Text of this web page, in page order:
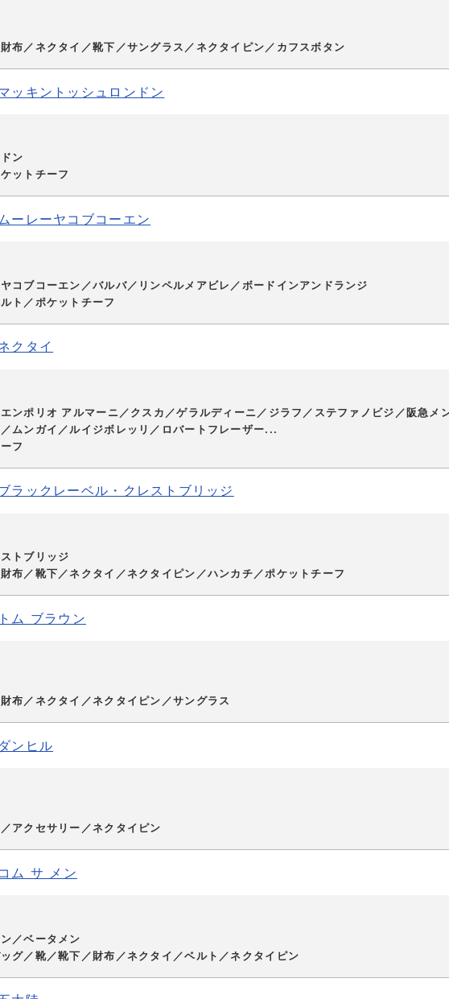
布／ネクタイ／靴下／サングラス／ネクタイピン／カフスボタン
ッキントッシュロンドン
ン
ットチーフ
ムーレーヤコブコーエン
コブコーエン／バルバ／リンペルメアビレ／ボードインアンドランジ
ト／ポケットチーフ
クタイ
ンポリオ アルマーニ／クスカ／ゲラルディーニ／ジラフ／ステファノビジ／阪急メ
ムンガイ／ルイジボレッリ／ロバートフレーザー...
フ
ラックレーベル・クレストブリッジ
トブリッジ
布／靴下／ネクタイ／ネクタイピン／ハンカチ／ポケットチーフ
トム ブラウン
布／ネクタイ／ネクタイピン／サングラス
ダンヒル
アクセサリー／ネクタイピン
コム サ メン
／ベータメン
グ／靴／靴下／財布／ネクタイ／ベルト／ネクタイピン